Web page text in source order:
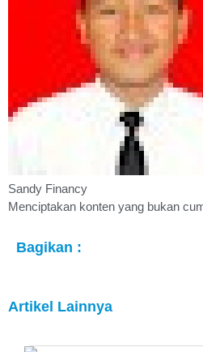
Sandy Financy
Menciptakan konten yang bukan
Bagikan :
Artikel Lainnya